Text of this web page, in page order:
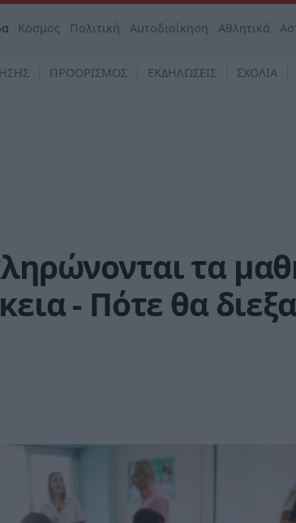
Κόσμος Πολιτική Αυτοδιοίκηση Αθλητικά
ΠΡΟΟΡΙΣΜΟΣ ΕΚΔΗΛΩΣΕΙΣ ΣΧΟΛΙΑ
τα
- Πότε θα